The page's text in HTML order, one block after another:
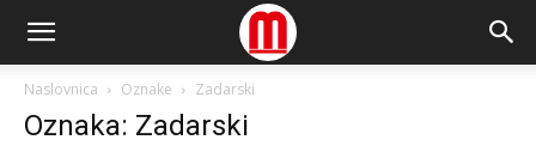
Naslovnica Oznake Zadarski
Oznaka: Zadarski